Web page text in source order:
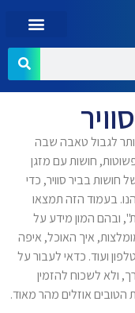
לגבול טאבה שבה
חושות עם מזגן
בביר סוויר, כדי
בעמוד הזה תמצאו
ובהם המון מידע על
איך האוכל, איפה
ועוד. כדאי לעבור על
ולא לשכוח להזמין
אוזלים מהר מאוד.